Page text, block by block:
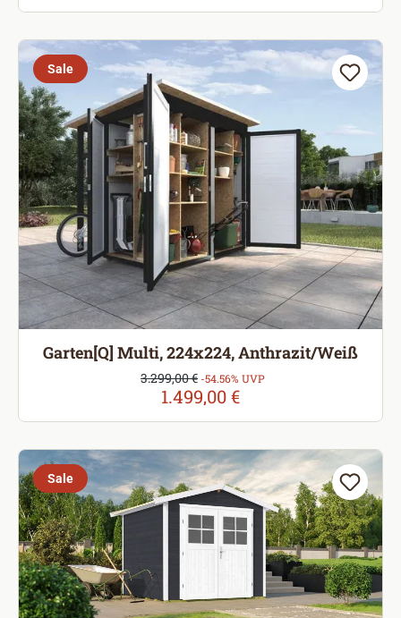
Sale
Garten[Q] Multi, 224x224, Anthrazit/Weiß
Verkaufspreis:
1.499,00 €
Regulärer Preis:
3.299,00 € -54.56% UVP
Sale